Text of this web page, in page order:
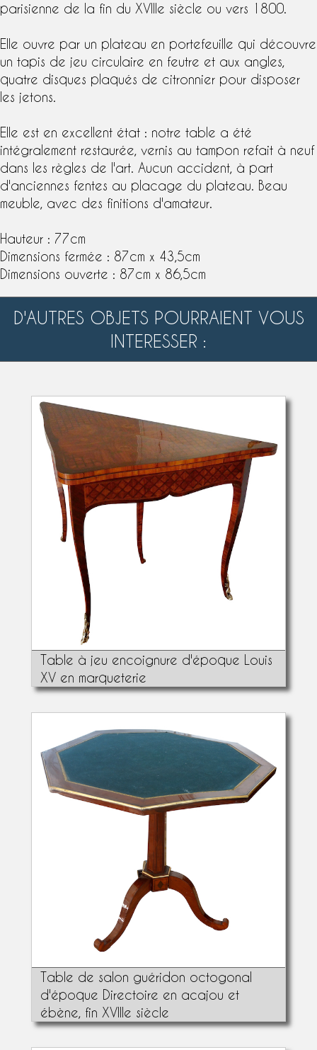
parisienne de la fin du XVIIIe siècle ou vers 1800.
Elle ouvre par un plateau en portefeuille qui découvre
un tapis de jeu circulaire en feutre et aux angles,
quatre disques plaqués de citronnier pour disposer
les jetons.
Elle est en excellent état : notre table a été
intégralement restaurée, vernis au tampon refait à neuf
dans les règles de l'art. Aucun accident, à part
d'anciennes fentes au placage du plateau. Beau
meuble, avec des finitions d'amateur.
Hauteur : 77cm
Dimensions fermée : 87cm x 43,5cm
Dimensions ouverte : 87cm x 86,5cm
D'AUTRES OBJETS POURRAIENT VOUS
INTERESSER :
Table à jeu encoignure d'époque Louis
XV en marqueterie
Table de salon guéridon octogonal
d'époque Directoire en acajou et
ébène, fin XVIIIe siècle